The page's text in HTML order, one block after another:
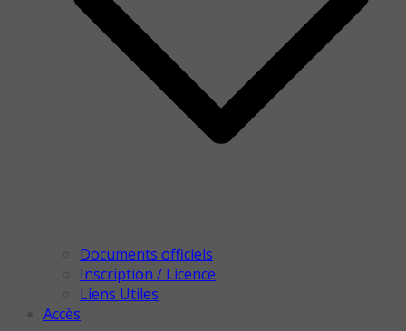
Documents officiels
Inscription / Licence
Liens Utiles
Accès